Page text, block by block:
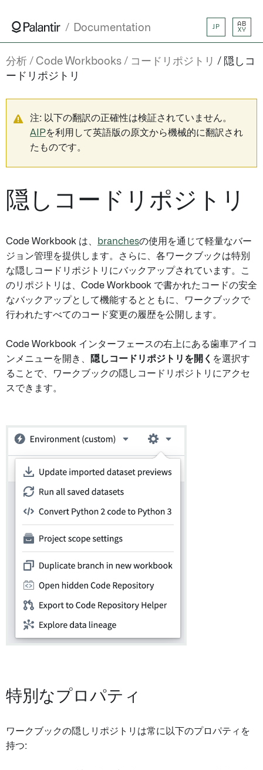
Documentation JP
AB
XY
分析 Code Workbooks コードリポジトリ
隠しコ
ードリポジトリ
注: 以下の翻訳の正確性は検証されていません。
AIPを利用して英語版の原文から機械的に翻訳され
たものです。
隠しコードリポジトリ
Code Workbook は、 branchesの使用を通じて軽量なバー
ジョン管理を提供します。さらに、各ワークブックは特別
な隠しコードリポジトリにバックアップされています。こ
のリポジトリは、Code Workbook で書かれたコードの安全
なバックアップとして機能するとともに、ワークブックで
行われたすべてのコード変更の履歴を公開します。
Code Workbook インターフェースの右上にある歯車アイコ
ンメニューを開き、
隠しコードリポジトリを開く を選択す
ることで、ワークブックの隠しコードリポジトリにアクセ
スできます。
特別なプロパティ
ワークブックの隠しリポジトリは常に以下のプロパティを
持つ: